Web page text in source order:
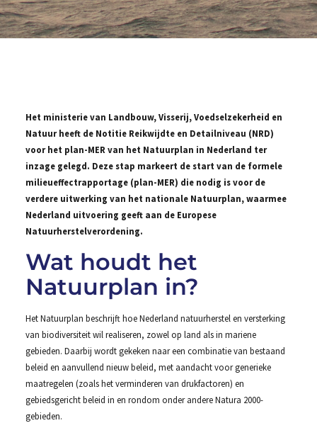
Het ministerie van Landbouw, Visserij, Voedselzekerheid en
Natuur heeft de Notitie Reikwijdte en Detailniveau (NRD)
voor het plan-MER van het Natuurplan in Nederland ter
inzage gelegd. Deze stap markeert de start van de formele
milieueffectrapportage (plan-MER) die nodig is voor de
verdere uitwerking van het nationale Natuurplan, waarmee
Nederland uitvoering geeft aan de Europese
Natuurherstelverordening.
Wat houdt het
Natuurplan in?
Het Natuurplan beschrijft hoe Nederland natuurherstel en versterking
van biodiversiteit wil realiseren, zowel op land als in mariene
gebieden. Daarbij wordt gekeken naar een combinatie van bestaand
beleid en aanvullend nieuw beleid, met aandacht voor generieke
maatregelen (zoals het verminderen van drukfactoren) en
gebiedsgericht beleid in en rondom onder andere Natura 2000-
gebieden.